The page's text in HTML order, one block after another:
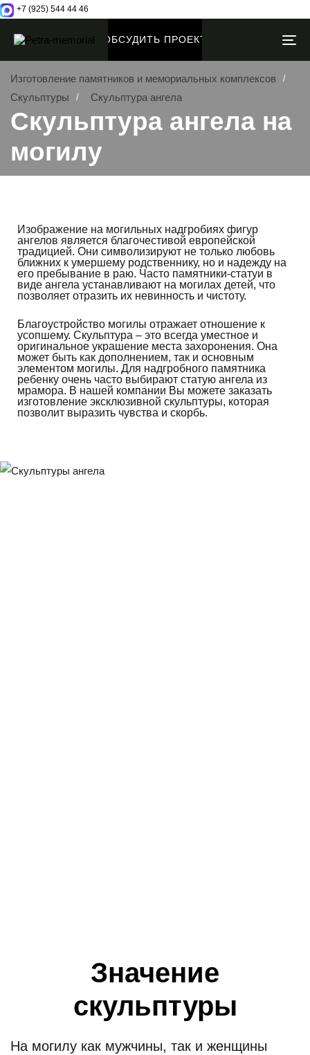
+7 (925) 544 44 46
ОБСУДИТЬ ПРОЕКТ
Изготовление памятников и мемориальных комплексов
Скульптуры
Скульптура ангела
Скульптура ангела на
могилу
Изображение на могильных надгробиях фигур
ангелов является благочестивой европейской
традицией. Они символизируют не только любовь
ближних к умершему родственнику, но и надежду на
его пребывание в раю. Часто памятники-статуи в
виде ангела устанавливают на могилах детей, что
позволяет отразить их невинность и чистоту.
Благоустройство могилы отражает отношение к
усопшему. Скульптура – это всегда уместное и
оригинальное украшение места захоронения. Она
может быть как дополнением, так и основным
элементом могилы. Для надгробного памятника
ребенку очень часто выбирают статую ангела из
мрамора. В нашей компании Вы можете заказать
изготовление эксклюзивной скульптуры, которая
позволит выразить чувства и скорбь.
Значение
скульптуры
На могилу как мужчины, так и женщины